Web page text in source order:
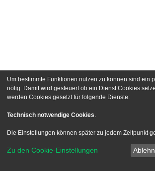
Um bestimmte Funktionen nutzen zu können sind ein
nötig. Damit wird gesteuert ob ein Dienst Cookies
werden Cookies gesetzt für folgende Dienste:
Technisch notwendige Cookies.
Die Einstellungen können später zu jedem Zeitpunkt
Zu den Cookie-Einstellungen